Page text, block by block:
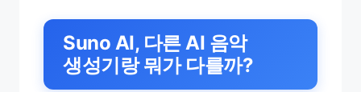
Suno AI, 다른 AI 음악
생성기랑 뭐가 다를까?